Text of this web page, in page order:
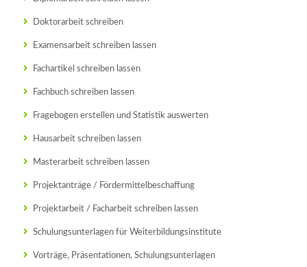
Doktorarbeit schreiben
Examensarbeit schreiben lassen
Fachartikel schreiben lassen
Fachbuch schreiben lassen
Fragebogen erstellen und Statistik auswerten
Hausarbeit schreiben lassen
Masterarbeit schreiben lassen
Projektanträge / Fördermittelbeschaffung
Projektarbeit / Facharbeit schreiben lassen
Schulungsunterlagen für Weiterbildungsinstitute
Vorträge, Präsentationen, Schulungsunterlagen